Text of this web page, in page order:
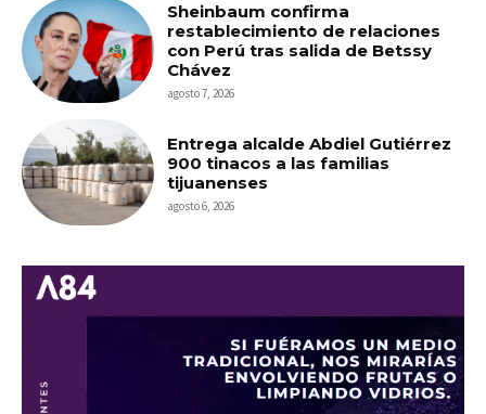
Sheinbaum confirma
restablecimiento de relaciones
con Perú tras salida de Betssy
Chávez
agosto 7, 2026
Entrega alcalde Abdiel Gutiérrez
900 tinacos a las familias
tijuanenses
agosto 6, 2026